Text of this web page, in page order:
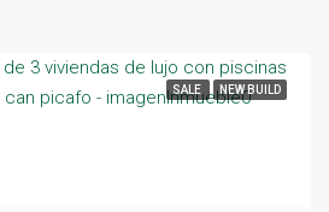
SALE NEW BUILD